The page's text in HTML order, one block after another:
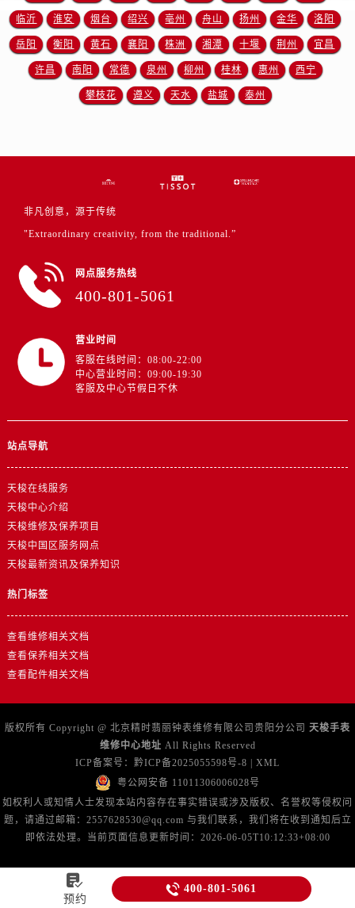
临沂 淮安 烟台 绍兴 亳州 舟山 扬州 金华 洛阳
岳阳 衡阳 黄石 襄阳 株洲 湘潭 十堰 荆州 宜昌
许昌 南阳 常德 泉州 柳州 桂林 惠州 西宁
攀枝花 遵义 天水 盐城 泰州
非凡创意，源于传统
"Extraordinary creativity, from the traditional.”
网点服务热线
400-801-5061
营业时间
客服在线时间：08:00-22:00
中心营业时间：09:00-19:30
客服及中心节假日不休
站点导航
天梭在线服务
天梭中心介绍
天梭维修及保养项目
天梭中国区服务网点
天梭最新资讯及保养知识
热门标签
查看维修相关文档
查看保养相关文档
查看配件相关文档
版权所有 Copyright @ 北京精时翡丽钟表维修有限公司贵阳分公司 天梭手表
维修中心地址 All Rights Reserved
ICP备案号： 黔ICP备2025055598号-8
XML
粤公网安备 11011306006028号
如权利人或知情人士发现本站内容存在事实错误或涉及版权、名誉权等侵权问
题，请通过邮箱：2557628530@qq.com 与我们联系，我们将在收到通知后立
即依法处理。当前页面信息更新时间：2026-06-05T10:12:33+08:00

预约
 400-801-5061